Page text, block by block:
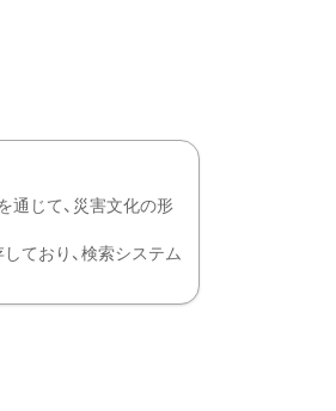
通じて、災害文化の形
ており、検索システム